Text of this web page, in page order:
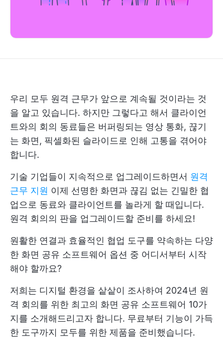
우리 모두 원격 근무가 앞으로 계속될 것이라는 것
을 알고 있습니다. 하지만 그렇다고 해서 클라이언
트와의 회의 동료들은 버퍼링되는 영상 통화, 끊기
는 화면, 픽셀화된 슬라이드로 인해 고통을 겪어야
합니다.
기술 기업들이 지속적으로 업그레이드하면서 원격
근무 지원 이제 선명한 화면과 끊김 없는 긴밀한 협
업으로 동료와 클라이언트를 놀라게 할 때입니다.
원격 회의의 판을 업그레이드할 준비를 하세요!
원활한 연결과 효율적인 협업 도구를 약속하는 다양
한 화면 공유 소프트웨어 옵션 중 어디서부터 시작
해야 할까요?
저희는 디지털 환경을 샅샅이 조사하여 2024년 원
격 회의를 위한 최고의 화면 공유 소프트웨어 10가
지를 소개해드리고자 합니다. 무료부터 기능이 가득
한 도구까지 모두를 위한 제품을 준비했습니다.